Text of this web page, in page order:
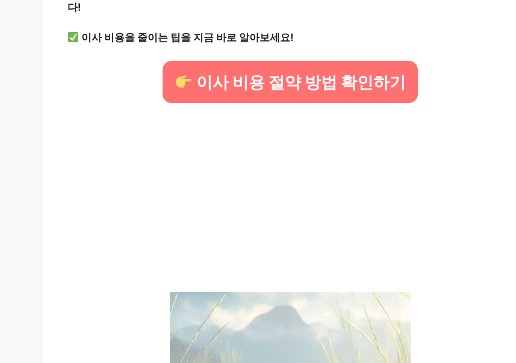
다!
이사 비용을 줄이는 팁을 지금 바로 알아보세요!
이사 비용 절약 방법 확인하기